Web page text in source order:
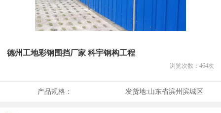
德州工地彩钢围挡厂家 科宇钢构工程
浏览次数： 464次
产品规格： 发货地:山东省滨州滨城区